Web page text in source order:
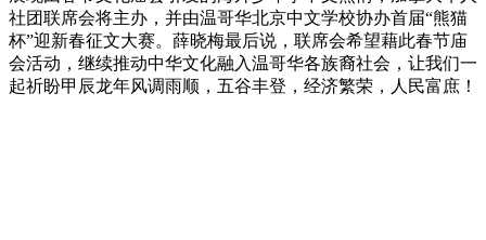
社团联席会将主办，并由温哥华北京中文学校协办首届“熊猫
杯”迎新春征文大赛。薛晓梅最后说，联席会希望藉此春节庙
会活动，继续推动中华文化融入温哥华各族裔社会，让我们一
起祈盼甲辰龙年风调雨顺，五谷丰登，经济繁荣，人民富庶！